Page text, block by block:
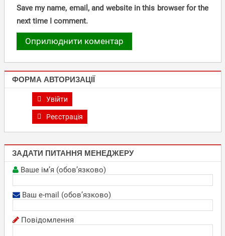
Save my name, email, and website in this browser for the
next time I comment.
ФОРМА АВТОРИЗАЦІЇ
Увійти
Реєстрація
ЗАДАТИ ПИТАННЯ МЕНЕДЖЕРУ
Ваше ім’я (обов’язково)
Ваш e-mail (обов’язково)
Повідомлення